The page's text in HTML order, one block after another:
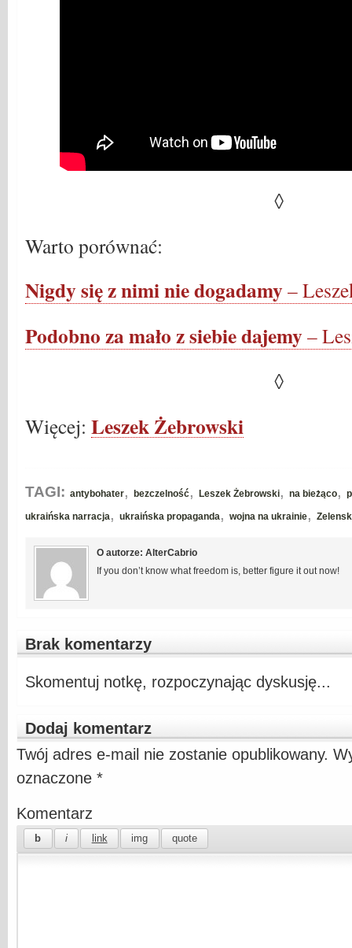
◊
Warto porównać:
Nigdy się z nimi nie dogadamy–
Podobno za mało z siebie dajemy–
◊
Więcej: Leszek Żebrowski
TAGI: antybohater, bezczelność, Leszek Żebrowski, na bieżąco,
ukraińska narracja, ukraińska propaganda, wojna na ukrainie,
O autorze: AlterCabrio
If you don’t know what freedom is, better figure it out now!
Brak komentarzy
Skomentuj notkę, rozpoczynając dyskusję...
Dodaj komentarz
Twój adres e-mail nie zostanie opublikowany.
oznaczone *
Komentarz